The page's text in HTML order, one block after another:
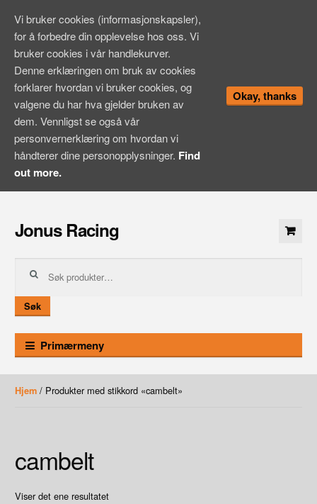
innhold
Jonus Racing
etter:
Søk
Primærmeny
Hjem/ Produkter med stikkord «cambelt»
cambelt
Viser det ene resultatet
Vi bruker cookies (informasjonskapsler),
for å forbedre din opplevelse hos oss. Vi
bruker cookies i vår handlekurver.
Denne erklæringen om bruk av cookies
forklarer hvordan vi bruker cookies, og
valgene du har hva gjelder bruken av
dem. Vennligst se også vår
personvernerklæring om hvordan vi
håndterer dine personopplysninger. Find
out more.
Okay, thanks